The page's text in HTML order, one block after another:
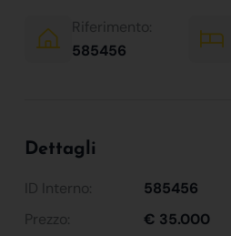
Riferimento:
585456
Dettagli
ID Interno: 585456
Prezzo:
€ 35.000